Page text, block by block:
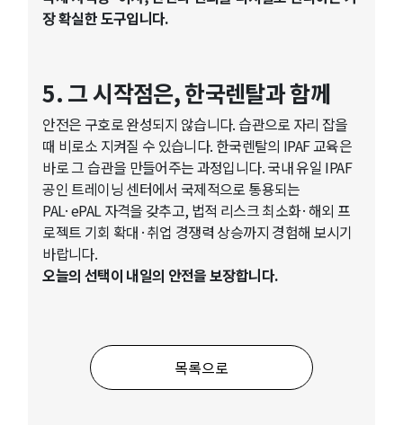
장 확실한 도구입니다.
5. 그 시작점은, 한국렌탈과 함께
안전은 구호로 완성되지 않습니다. 습관으로 자리 잡을
때 비로소 지켜질 수 있습니다. 한국렌탈의 IPAF 교육은
바로 그 습관을 만들어주는 과정입니다. 국내 유일 IPAF
공인 트레이닝 센터에서 국제적으로 통용되는
PAL·ePAL 자격을 갖추고, 법적 리스크 최소화·해외 프
로젝트 기회 확대·취업 경쟁력 상승까지 경험해 보시기
바랍니다.
오늘의 선택이 내일의 안전을 보장합니다.
목록으로